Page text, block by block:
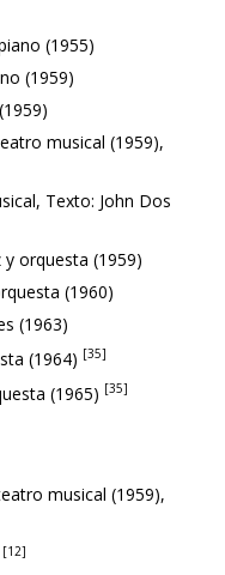
(1955)
(1959)
musical (1959),
Texto: John Dos
y orquesta (1959)
(1960)
(1963)
(1964) [35]
(1965) [35]
musical (1959),
[12]